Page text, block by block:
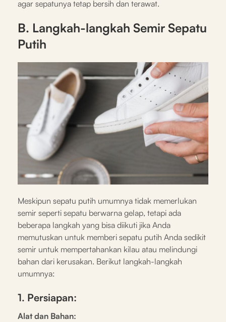
agar sepatunya tetap bersih dan terawat.
B. Langkah-langkah Semir Sepatu
Putih
Meskipun sepatu putih umumnya tidak memerlukan
semir seperti sepatu berwarna gelap, tetapi ada
beberapa langkah yang bisa diikuti jika Anda
memutuskan untuk memberi sepatu putih Anda sedikit
semir untuk mempertahankan kilau atau melindungi
bahan dari kerusakan. Berikut langkah-langkah
umumnya:
1. Persiapan:
Alat dan Bahan: